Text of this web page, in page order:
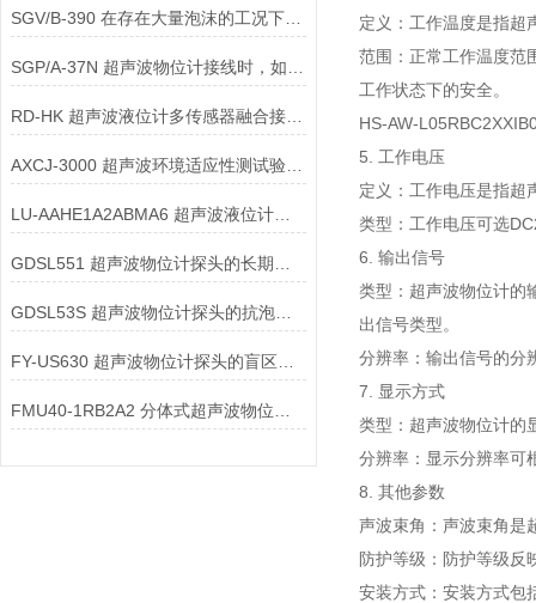
SGV/B-390 在存在大量泡沫的工况下，超声波物位计接线与安装应如何配合？
RD-HK 超声波液位计多传感器融合接口配件：工艺全景数据的基石
AXCJ-3000 超声波环境适应性测试验证配件：出厂前的质量守门员
LU-AAHE1A2ABMA6 超声波液位计电磁兼容设计组件：信号纯净的幕后功臣
GDSL53S 超声波物位计探头的抗泡沫干扰能力如何实现？
FY-US630 超声波物位计探头的盲区优化有哪些技术手段？
定义：工作温度是指超
范围：正常工作温度
工作状态下的安全。
HS-AW-
5. 工作电压
定义：工作电压是指超
类型：工作电压可选
6. 输出信号
类型：超声波物位计的
出信号类型。
分辨率：输出信号的分
7. 显示方式
类型：超声波物位计的
分辨率：显示分辨率可
8. 其他参数
声波束角：声波束角是
防护等级：防护等级反
安装方式：安装方式包